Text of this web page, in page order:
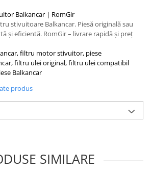
Balkancar | RomGir
stivuitoare Balkancar. Piesă originală sau
și eficientă. RomGir – livrare rapidă și preț
filtru motor stivuitor, piese
filtru ulei original, filtru ulei compatibil
Balkancar
produs
SIMILARE